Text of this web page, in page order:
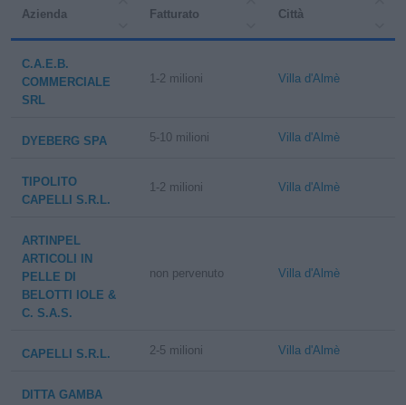
Azienda Fatturato Città
C.A.E.B.
COMMERCIALE
SRL
1-2 milioni Villa d'Almè
DYEBERG SPA 5-10 milioni Villa d'Almè
TIPOLITO
CAPELLI S.R.L.
1-2 milioni Villa d'Almè
ARTINPEL
ARTICOLI IN
PELLE DI
BELOTTI IOLE &
C. S.A.S.
non pervenuto Villa d'Almè
CAPELLI S.R.L. 2-5 milioni Villa d'Almè
DITTA GAMBA